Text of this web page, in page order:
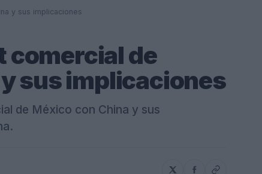
y sus implicaciones
comercial de
sus implicaciones
de México con China y sus